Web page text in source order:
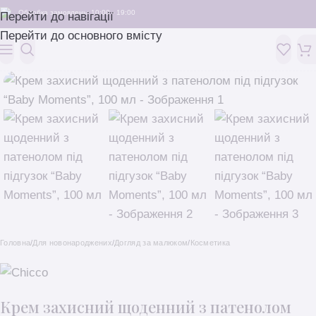
Перейти до навігації
Перейти до основного вмісту
Обробка замовлень: 10:00 - 19:00
Головна/Для новонароджених/Догляд за малюком/Косметика
Крем захисний щоденний з патенолом